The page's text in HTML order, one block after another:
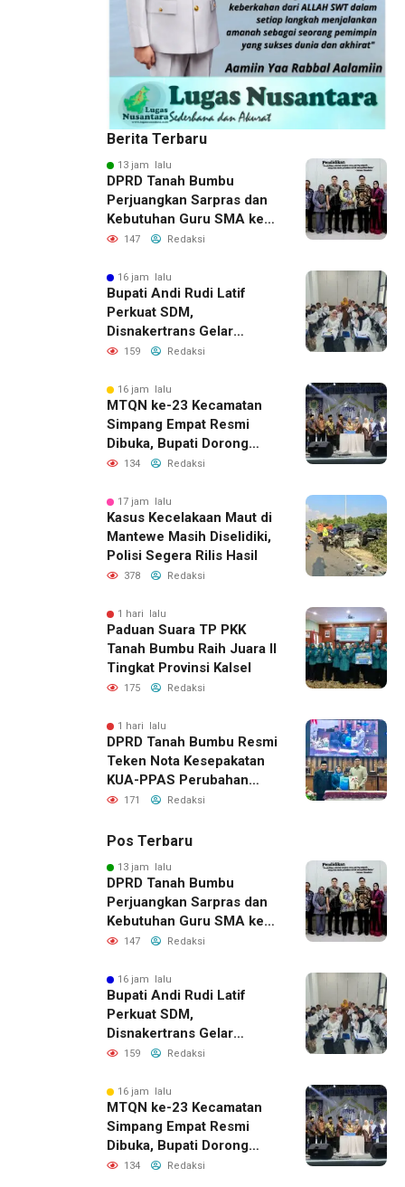
Berita Terbaru
13 jam lalu
DPRD Tanah Bumbu
Perjuangkan Sarpras dan
Kebutuhan Guru SMA ke
Pemprov Kalsel
147 Redaksi
16 jam lalu
Bupati Andi Rudi Latif
Perkuat SDM,
Disnakertrans Gelar
Pelatihan Desain Grafis
159 Redaksi
16 jam lalu
MTQN ke-23 Kecamatan
Simpang Empat Resmi
Dibuka, Bupati Dorong
Lahirnya Generasi Qur’ani
134 Redaksi
17 jam lalu
Kasus Kecelakaan Maut di
Mantewe Masih Diselidiki,
Polisi Segera Rilis Hasil
378 Redaksi
1 hari lalu
Paduan Suara TP PKK
Tanah Bumbu Raih Juara II
Tingkat Provinsi Kalsel
175 Redaksi
1 hari lalu
DPRD Tanah Bumbu Resmi
Teken Nota Kesepakatan
KUA-PPAS Perubahan
APBD 2026
171 Redaksi
Pos Terbaru
13 jam lalu
DPRD Tanah Bumbu
Perjuangkan Sarpras dan
Kebutuhan Guru SMA ke
Pemprov Kalsel
147 Redaksi
16 jam lalu
Bupati Andi Rudi Latif
Perkuat SDM,
Disnakertrans Gelar
Pelatihan Desain Grafis
159 Redaksi
16 jam lalu
MTQN ke-23 Kecamatan
Simpang Empat Resmi
Dibuka, Bupati Dorong
Lahirnya Generasi Qur’ani
134 Redaksi